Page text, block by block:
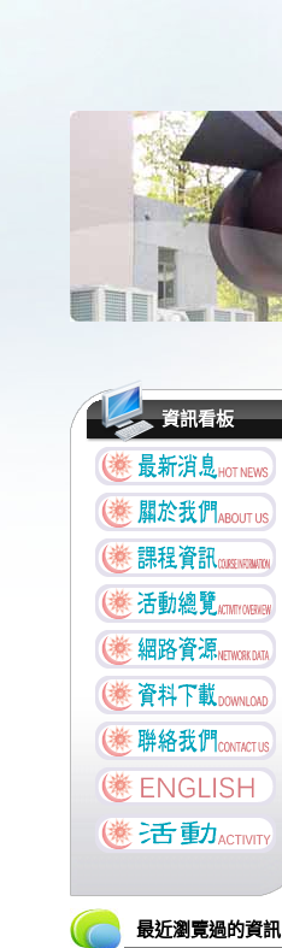
資訊看板
最近瀏覽過的資訊